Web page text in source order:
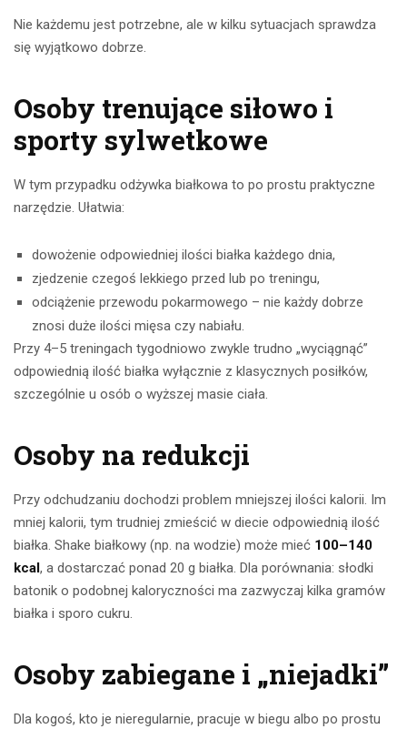
Nie każdemu jest potrzebne, ale w kilku sytuacjach sprawdza
się wyjątkowo dobrze.
Osoby trenujące siłowo i
sporty sylwetkowe
W tym przypadku odżywka białkowa to po prostu praktyczne
narzędzie. Ułatwia:
dowożenie odpowiedniej ilości białka każdego dnia,
zjedzenie czegoś lekkiego przed lub po treningu,
odciążenie przewodu pokarmowego – nie każdy dobrze
znosi duże ilości mięsa czy nabiału.
Przy 4–5 treningach tygodniowo zwykle trudno „wyciągnąć”
odpowiednią ilość białka wyłącznie z klasycznych posiłków,
szczególnie u osób o wyższej masie ciała.
Osoby na redukcji
Przy odchudzaniu dochodzi problem mniejszej ilości kalorii. Im
mniej kalorii, tym trudniej zmieścić w diecie odpowiednią ilość
białka. Shake białkowy (np. na wodzie) może mieć 100–140
kcal , a dostarczać ponad 20 g białka. Dla porównania: słodki
batonik o podobnej kaloryczności ma zazwyczaj kilka gramów
białka i sporo cukru.
Osoby zabiegane i „niejadki”
Dla kogoś, kto je nieregularnie, pracuje w biegu albo po prostu